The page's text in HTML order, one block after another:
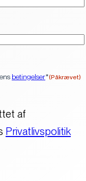
betingelser*(Påkrævet)
af
Privatlivspolitik